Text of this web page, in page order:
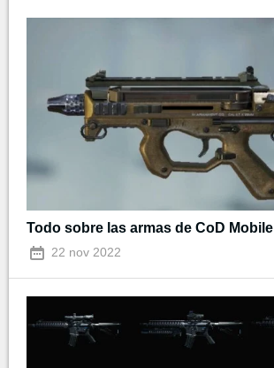
Todo sobre las armas de CoD Mobile
22 nov 2022